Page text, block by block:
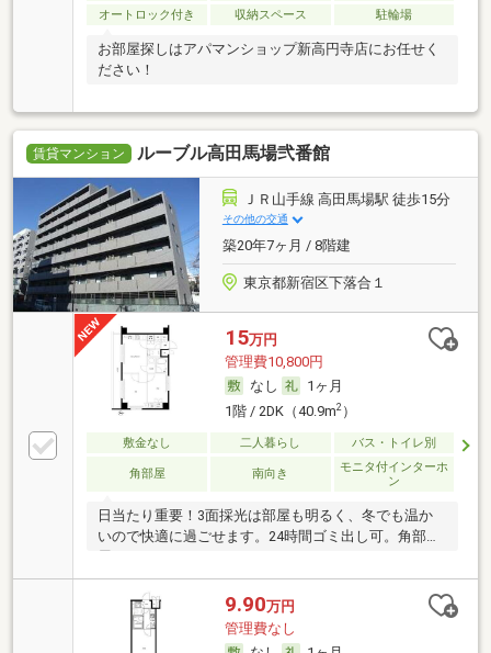
オートロック付き
収納スペース 駐輪場
お部屋探しはアパマンショップ新高円寺店にお任せく
ださい！
賃貸マンション ルーブル高田馬場弐番館
ＪＲ山手線 高田馬場駅 徒歩15分
その他の交通
築20年7ヶ月 / 8階建
東京都新宿区下落合１
15万円
管理費10,800円
なし
1ヶ月
1階 / 2DK（40.9m2）
敷金なし 二人暮らし バス・トイレ別
角部屋 南向き
モニタ付インターホ
ン
日当たり重要！3面採光は部屋も明るく、冬でも温か
いので快適に過ごせます。24時間ゴミ出し可。角部
屋。
9.90万円
管理費なし